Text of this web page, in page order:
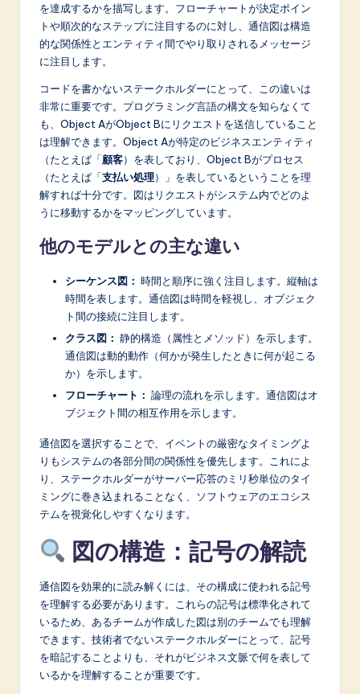
を達成するかを描写します。フローチャートが決定ポイン
トや順次的なステップに注目するのに対し、通信図は構造
的な関係性とエンティティ間でやり取りされるメッセージ
に注目します。
コードを書かないステークホルダーにとって、この違いは
非常に重要です。プログラミング言語の構文を知らなくて
も、Object AがObject Bにリクエストを送信していること
は理解できます。Object Aが特定のビジネスエンティティ
（たとえば「顧客）を表しており、Object Bがプロセス
（たとえば「支払い処理）」を表しているということを理
解すれば十分です。図はリクエストがシステム内でどのよ
うに移動するかをマッピングしています。
他のモデルとの主な違い
シーケンス図： 時間と順序に強く注目します。縦軸は
時間を表します。通信図は時間を軽視し、オブジェク
ト間の接続に注目します。
クラス図： 静的構造（属性とメソッド）を示します。
通信図は動的動作（何かが発生したときに何が起こる
か）を示します。
フローチャート： 論理の流れを示します。通信図はオ
ブジェクト間の相互作用を示します。
通信図を選択することで、イベントの厳密なタイミングよ
りもシステムの各部分間の関係性を優先します。これによ
り、ステークホルダーがサーバー応答のミリ秒単位のタイ
ミングに巻き込まれることなく、ソフトウェアのエコシス
テムを視覚化しやすくなります。
図の構造：記号の解読
通信図を効果的に読み解くには、その構成に使われる記号
を理解する必要があります。これらの記号は標準化されて
いるため、あるチームが作成した図は別のチームでも理解
できます。技術者でないステークホルダーにとって、記号
を暗記することよりも、それがビジネス文脈で何を表して
いるかを理解することが重要です。